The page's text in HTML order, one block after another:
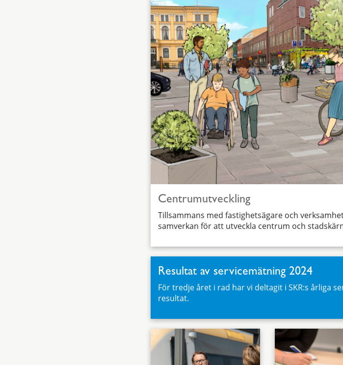
Centrumutveckling
Tillsammans med fastighetsägare och
samverkan för att utveckla centrum och
Resultat av servicemätning 2024
För tredje året i rad har vi deltagit i SKR:s årliga
resultat.